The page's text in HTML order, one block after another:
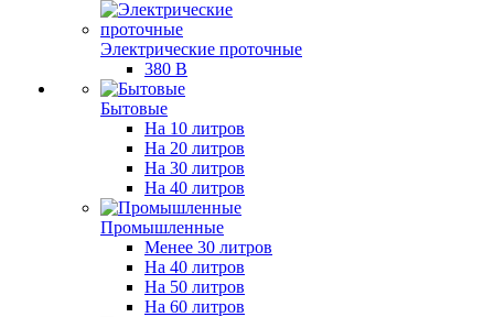
Электрические проточные
380 В
Бытовые
На 10 литров
На 20 литров
На 30 литров
На 40 литров
Промышленные
Менее 30 литров
На 40 литров
На 50 литров
На 60 литров